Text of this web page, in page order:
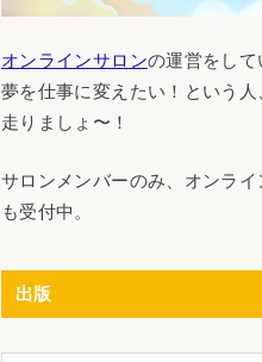
オンラインサロンの運営をして
夢を仕事に変えたい！という人
走りましょ〜！
サロンメンバーのみ、オンライ
も受付中。
出版